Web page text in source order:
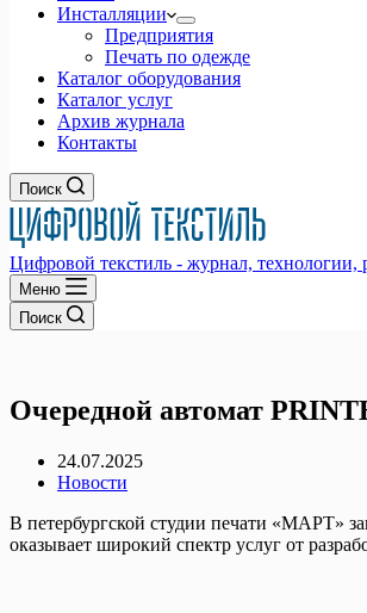
Инсталляции
Предприятия
Печать по одежде
Каталог оборудования
Каталог услуг
Архив журнала
Контакты
Поиск
Цифровой текстиль - журнал, технологии,
Меню
Поиск
Очередной автомат
24.07.2025
Новости
В петербургской студии печати «МАРТ»
оказывает широкий спектр услуг от